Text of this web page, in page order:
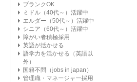
ブランクOK
ミドル（40代～）活躍中
エルダー（50代～）活躍中
シニア（60代～）活躍中
障がい者積極採用
英語が活かせる
語学力を活かせる（英語以
外）
国籍不問（jobs in japan）
管理職・マネージャー採用